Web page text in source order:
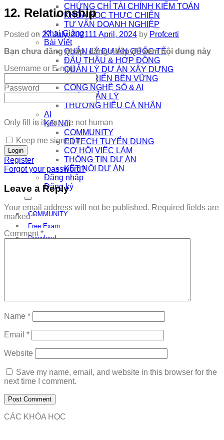
CHỨNG CHỈ TÀI CHÍNH KIỂM TOÁN
KHÓA HỌC THỰC CHIẾN
TƯ VẤN DOANH NGHIỆP
Khai Giảng
Bài Viết
QUẢN LÝ DỰ ÁN QUỐC TẾ
ĐẤU THẦU & HỢP ĐỒNG
QUẢN LÝ DỰ ÁN XÂY DỰNG
PHÁT TRIỂN BỀN VỮNG
CÔNG NGHỆ SỐ & AI
NHÀ QUẢN LÝ
THƯƠNG HIỆU CÁ NHÂN
AI
Kết Nối
COMMUNITY
EDTECH TUYỂN DỤNG
CƠ HỘI VIỆC LÀM
THÔNG TIN DỰ ÁN
KẾT NỐI DỰ ÁN
Đăng nhập
Đăng ký
COMMUNITY
Free Exam
Download
12. Relationship
Posted on 27 July, 202111 April, 2024 by Profcerti
Bạn chưa đăng nhập, đăng nhập để xem nội dung này
Username or E-mail
Password
Only fill in if you are not human
Keep me signed in
Register
Forgot your password?
Leave a Reply
Your email address will not be published. Required fields are
marked*
Comment*
Name *
Email *
Website
Save my name, email, and website in this browser for the
next time I comment.
CÁC KHÓA HỌC